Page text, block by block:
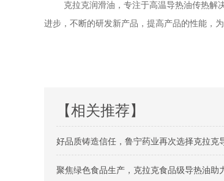
克拉克润滑油，专注于高温导热油传热解
进步，不断的研发新产品，提高产品的性能，
【相关推荐】
好品质铸造信任，鲁宁药业再次选择克拉克
聚焦绿色食品生产，克拉克食品级导热油助